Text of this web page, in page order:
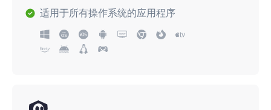
适用于所有操作系统的应用程序